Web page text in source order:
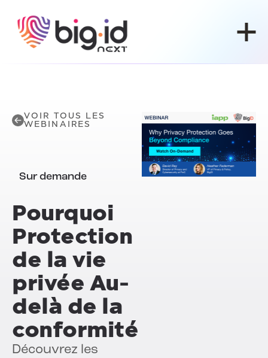
VOIR TOUS LES
WEBINAIRES
Sur demande
Pourquoi
Protection
de la vie
privée Au-
delà de la
conformité
Découvrez les